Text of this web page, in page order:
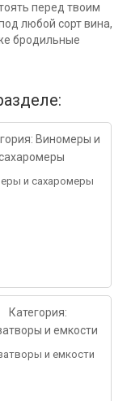
перед твоим
любой сорт вина,
бродильные
и сахаромеры
и емкости